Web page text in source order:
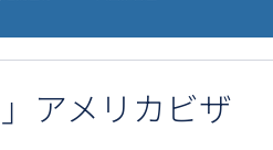
アメリカビザ